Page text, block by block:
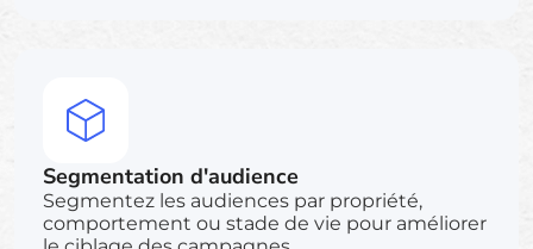
Segmentation d'audience
Segmentez les audiences par propriété,
comportement ou stade de vie pour améliorer